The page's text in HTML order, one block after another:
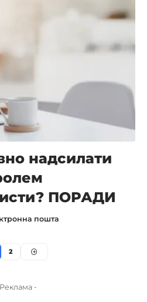
надсилати
ПОРАДИ
пошта
2
-